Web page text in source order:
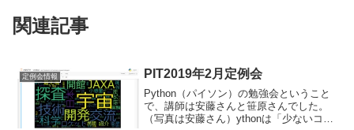
関連記事
定例会情報 PIT2019年2月定例会
Python（パイソン）の勉強会ということ
で、講師は安藤さんと笹原さんでした。
（写真は安藤さん）ythonは「少ないコー